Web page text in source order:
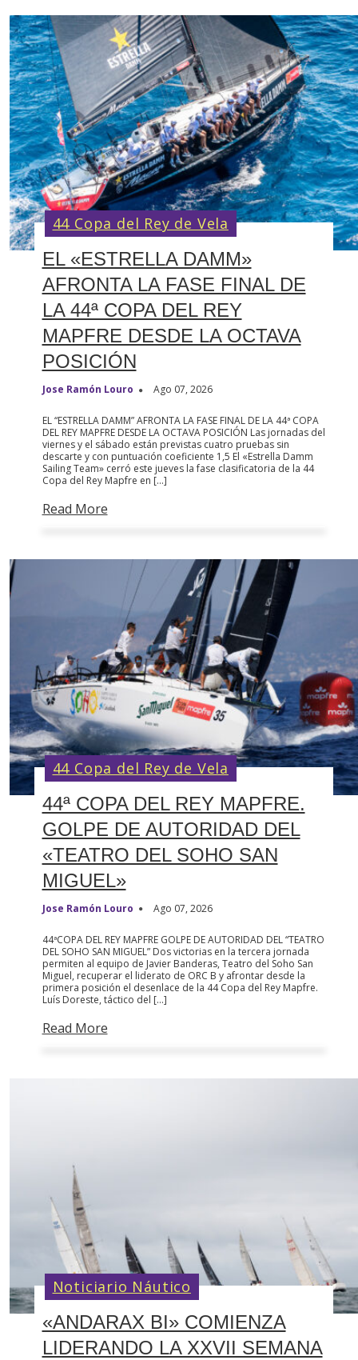
EL «ESTRELLA DAMM»
AFRONTA LA FASE FINAL DE
LA 44ª COPA DEL REY
MAPFRE DESDE LA OCTAVA
POSICIÓN
Jose Ramón Louro Ago 07, 2026
EL “ESTRELLA DAMM” AFRONTA LA FASE FINAL DE LA 44ª COPA
DEL REY MAPFRE DESDE LA OCTAVA POSICIÓN Las jornadas del
viernes y el sábado están previstas cuatro pruebas sin
descarte y con puntuación coeficiente 1,5 El «Estrella Damm
Sailing Team» cerró este jueves la fase clasificatoria de la 44
Copa del Rey Mapfre en […]
Read More
44 Copa del Rey de Vela
44ª COPA DEL REY MAPFRE.
GOLPE DE AUTORIDAD DEL
«TEATRO DEL SOHO SAN
MIGUEL»
Jose Ramón Louro Ago 07, 2026
44ªCOPA DEL REY MAPFRE GOLPE DE AUTORIDAD DEL “TEATRO
DEL SOHO SAN MIGUEL” Dos victorias en la tercera jornada
permiten al equipo de Javier Banderas, Teatro del Soho San
Miguel, recuperar el liderato de ORC B y afrontar desde la
primera posición el desenlace de la 44 Copa del Rey Mapfre.
Luís Doreste, táctico del […]
Read More
44 Copa del Rey de Vela
«ANDARAX BI» COMIENZA
LIDERANDO LA XXVII SEMANA
Noticiario Náutico